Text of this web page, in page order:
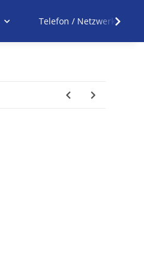
Telefon / Netzwerk